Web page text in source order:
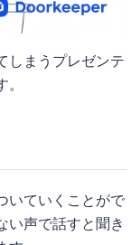
しまうプレゼンテ
いていくことがで
い声で話すと聞き